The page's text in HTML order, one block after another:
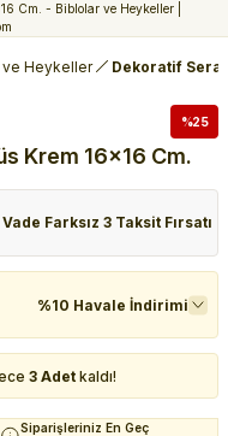
ve Heykeller Dekoratif
%25
Krem 16x16 Cm.
Vade Farksız 3 Taksit Fırsatı
%10 Havale İndirimi
3 Adet kaldı!
Siparişleriniz En Geç